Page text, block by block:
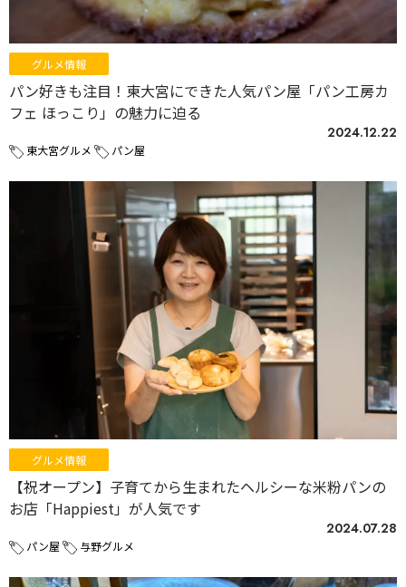
グルメ情報
パン好きも注目！東大宮にできた人気パン屋「パン工房カ
フェ ほっこり」の魅力に迫る
2024.12.22
東大宮グルメ パン屋
グルメ情報
【祝オープン】子育てから生まれたヘルシーな米粉パンの
お店「Happiest」が人気です
2024.07.28
パン屋 与野グルメ